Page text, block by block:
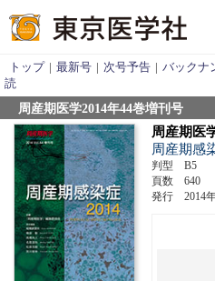
トップ | 最新号 | 次号予告 | バックナ
読
周産期医学2014年44巻増刊号
周産期医
周産期感
判型 B5
頁数 640
発行 2014年